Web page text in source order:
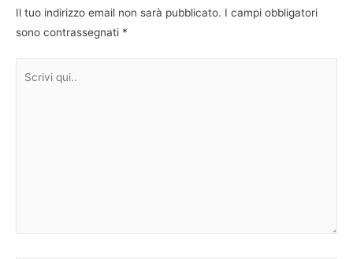
Il tuo indirizzo email non sarà pubblicato. I campi obbligatori
sono contrassegnati *